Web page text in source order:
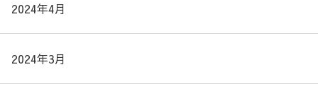
2024年4月
2024年3月